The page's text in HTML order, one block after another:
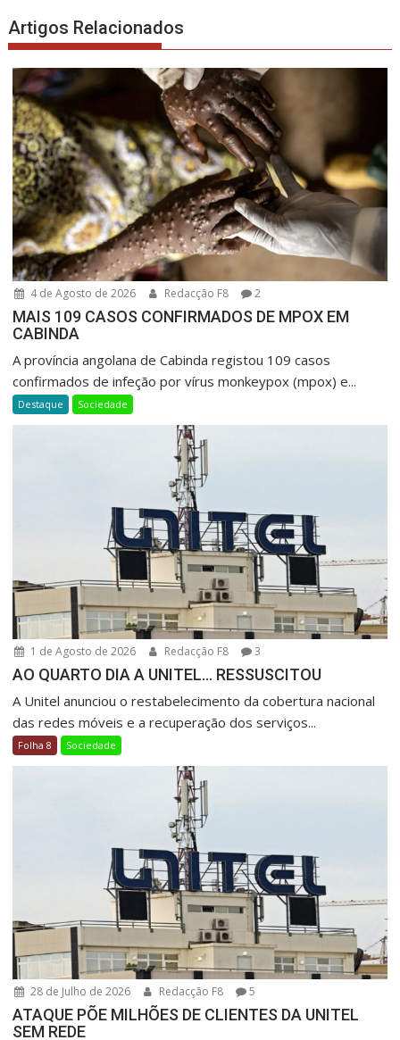
Artigos Relacionados
4 de Agosto de 2026 Redacção F8 2
MAIS 109 CASOS CONFIRMADOS DE MPOX EM
CABINDA
A província angolana de Cabinda registou 109 casos
confirmados de infeção por vírus monkeypox (mpox) e...
Destaque Sociedade
1 de Agosto de 2026 Redacção F8 3
AO QUARTO DIA A UNITEL… RESSUSCITOU
A Unitel anunciou o restabelecimento da cobertura nacional
das redes móveis e a recuperação dos serviços...
Folha 8 Sociedade
28 de Julho de 2026 Redacção F8 5
ATAQUE PÕE MILHÕES DE CLIENTES DA UNITEL
SEM REDE